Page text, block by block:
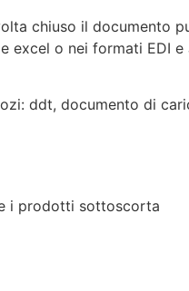
chiuso il documento
o nei formati EDI e
ddt, documento di